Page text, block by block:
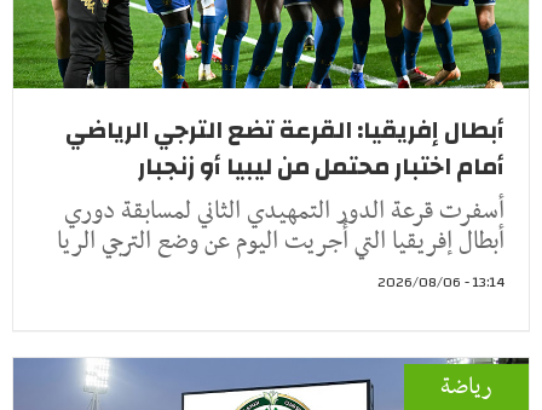
أبطال إفريقيا: القرعة تضع الترجي الرياضي
أمام اختبار محتمل من ليبيا أو زنجبار
أسفرت قرعة الدور التمهيدي الثاني لمسابقة دوري
أبطال إفريقيا التي أُجريت اليوم عن وضع الترجي الريا
13:14 - 2026/08/06
رياضة